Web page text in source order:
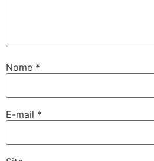
Nome *
E-mail *